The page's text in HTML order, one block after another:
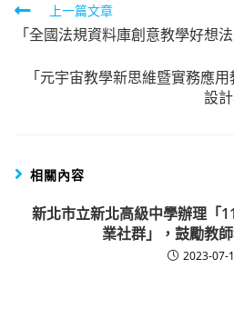
Read
more
articles
上一篇文章
「全國法規資料庫創意教學好想法
「元宇宙教學新思維暨實務應
設
相關內容
新北市立新北高級中學辦理「
業社群」，鼓勵教
2023-07-